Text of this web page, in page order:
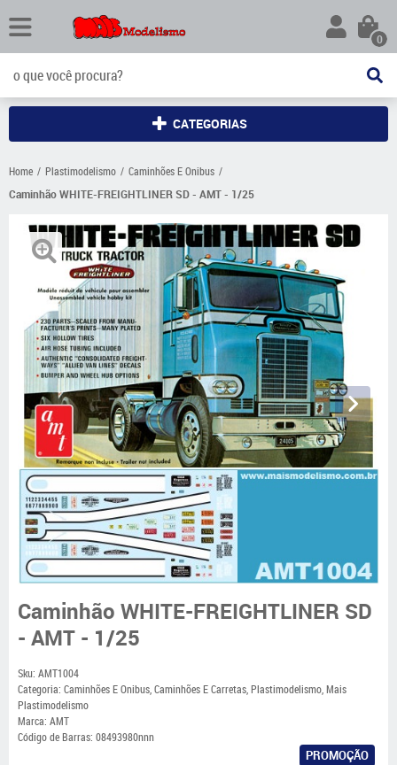
0
CATEGORIAS
Home Plastimodelismo
Caminhões E Onibus
Caminhão WHITE-FREIGHTLINER SD - AMT - 1/25
Caminhão WHITE-FREIGHTLINER SD
- AMT - 1/25
Sku: AMT1004
Categoria: Caminhões E Onibus,Caminhões E Carretas,Plastimodelismo,Mais
Plastimodelismo
Marca: AMT
Código de Barras: 08493980nnn
PROMOÇÃO